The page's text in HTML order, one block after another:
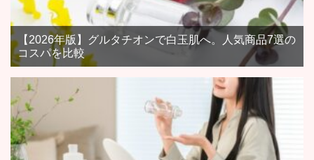
【2026年版】グルタチオンで白玉肌へ。人気商品7選の
コスパを比較